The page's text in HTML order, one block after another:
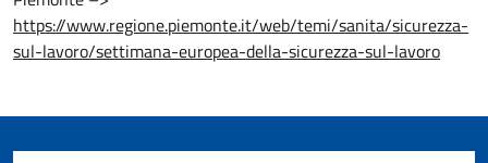
https://www.regione.piemonte.it/web/temi/sanita/sicurezza-
sul-lavoro/settimana-europea-della-sicurezza-sul-lavoro